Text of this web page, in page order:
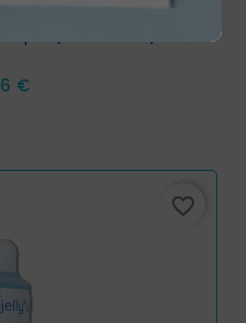
(boite De 25)
€
favorite_border